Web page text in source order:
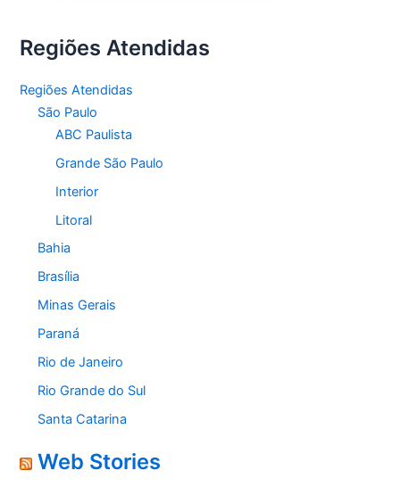
Regiões Atendidas
Regiões Atendidas
São Paulo
ABC Paulista
Grande São Paulo
Interior
Litoral
Bahia
Brasília
Minas Gerais
Paraná
Rio de Janeiro
Rio Grande do Sul
Santa Catarina
Web Stories